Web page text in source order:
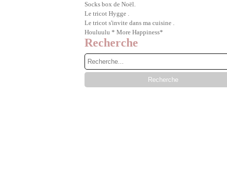
Socks box de Noël.
Le tricot Hygge .
Le tricot s'invite dans ma cuisine .
Houluulu * More Happiness*
Recherche